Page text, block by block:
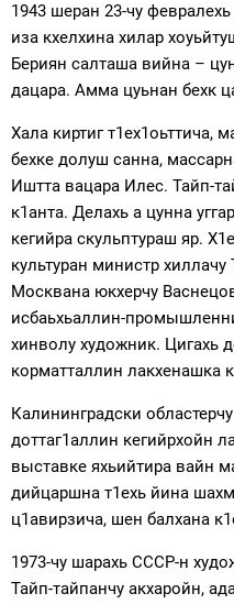
1943 шеран 23-чу
иза кхелхина хилар
Бериян салташа вийна –
дацара. Амма цуьнан бехк
Хала киртиг
бехке долуш санна,
Иштта вацара Илес. Тайп-
к1анта. Делахь а цунна
кегийра скульптураш яр.
культуран министр
Москвана юкхерчу
исбаьхьаллин-
хинволу художник. Цигахь
корматталлин лакхенашка
Калининградски
доттаг1аллин кегийрхойн
выставке яхьийтира вайн
дийцаршна т1ехь йина
ц1авирзича, шен балхана
1973-чу шарахь СССР-н
Тайп-тайпанчу акхаройн,